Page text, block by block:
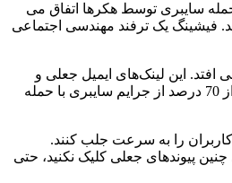
است و حمله سایبری توسط هکرها اتفاق می
فیشینگ یک ترفند مهندسی اجتماعی
افتد. این لینک‌های ایمیل جعلی و
پیام‌های متنی به شما این امکان را می‌دهند که تمام جزئیات حساس خود مانند رمز عبور حساب، نام کاربری و حتی شماره کارت اعتباری یا نقدی خود را نیز پر کنید. بیش از 70 درصد از جرایم سایبری با حمله
کاربران را به سرعت جلب کنند.
پیوندهای جعلی کلیک نکنید، حتی